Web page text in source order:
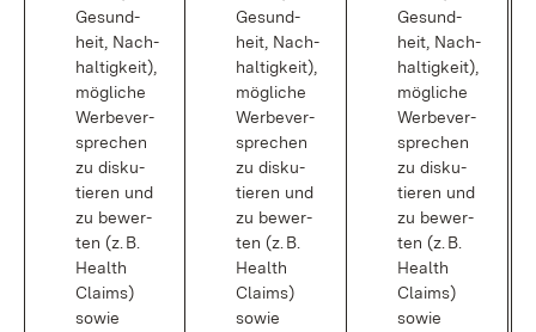
Ge­sund­
heit, Nach­
hal­tig­keit),
mög­li­che
Wer­be­ver­
spre­chen
zu dis­ku­
tie­ren und
zu be­wer­
ten (z. B.
Health
Claims)
so­wie
Ge­sund­
heit, Nach­
hal­tig­keit),
mög­li­che
Wer­be­ver­
spre­chen
zu dis­ku­
tie­ren und
zu be­wer­
ten (z. B.
Health
Claims)
so­wie
Ge­sund­
heit, Nach­
hal­tig­keit),
mög­li­che
Wer­be­ver­
spre­chen
zu dis­ku­
tie­ren und
zu be­wer­
ten (z. B.
Health
Claims)
so­wie